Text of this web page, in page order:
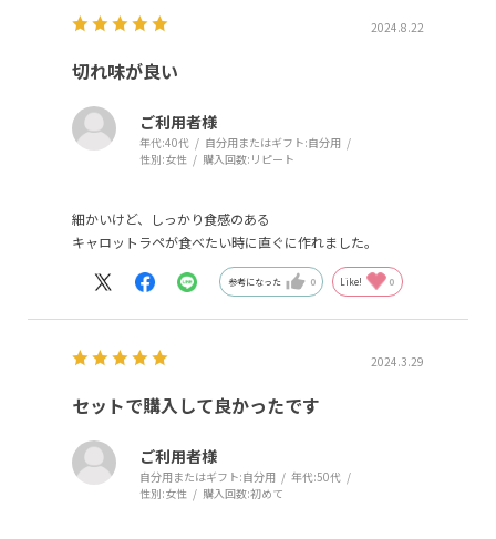
2024.8.22
切れ味が良い
ご利用者様
年代:40代 自分用またはギフト:自分用
性別:女性 購入回数: リピート
細かいけど、しっかり食感のある
キャロットラペが食べたい時に直ぐに作れました。
参考になった 0 Like! 0
2024.3.29
セットで購入して良かったです
ご利用者様
自分用またはギフト:自分用 年代:50代
性別:女性 購入回数:初めて